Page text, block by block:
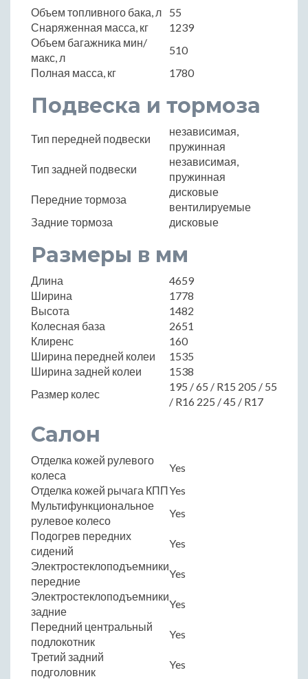
Объем топливного бака, л
55
Снаряженная масса, кг
1239
Объем багажника мин/
макс, л
510
Полная масса, кг
1780
Подвеска и тормоза
Тип передней подвески
независимая,
пружинная
Тип задней подвески
независимая,
пружинная
Передние тормоза
дисковые
вентилируемые
Задние тормоза
дисковые
Размеры в мм
Длина
4659
Ширина
1778
Высота
1482
Колесная база
2651
Клиренс
160
Ширина передней колеи
1535
Ширина задней колеи
1538
Размер колес
195 / 65 / R15 205 / 55
/ R16 225 / 45 / R17
Салон
Отделка кожей рулевого
колеса
Yes
Отделка кожей рычага КППYes
Мультифункциональное
рулевое колесо
Yes
Подогрев передних
сидений
Yes
Электростеклоподъемники
передние
Yes
Электростеклоподъемники
задние
Yes
Передний центральный
подлокотник
Yes
Третий задний
подголовник
Yes